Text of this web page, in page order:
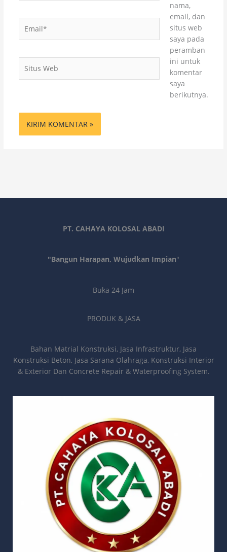
Web
nama,
email, dan
situs web
saya pada
peramban
ini untuk
komentar
saya
berikutnya.
PT. CAHAYA KOLOSAL ABADI
"Bangun Harapan, Wujudkan Impian"
Buka 24 Jam
PRODUK & JASA
Bahan Matrial Konstruksi, Jasa Infrastruktur, Jasa
Konstruksi Beton, Jasa Sarana Olahraga, Konstruksi Interior
& Exterior Dan Concrete Repair & Waterproofing System.